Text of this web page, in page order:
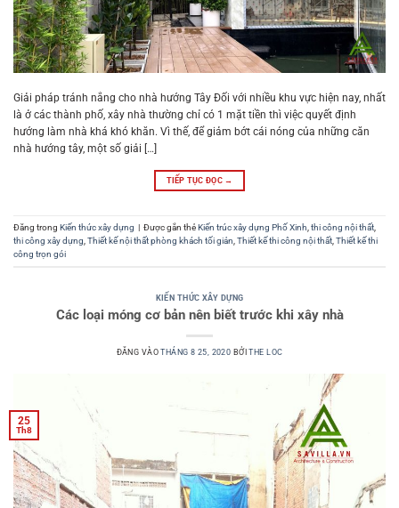
Giải pháp tránh nắng cho nhà hướng Tây Đối với nhiều khu vực hiện nay, nhất
là ở các thành phố, xây nhà thường chỉ có 1 mặt tiền thì việc quyết định
hướng làm nhà khá khó khăn. Vì thế, để giảm bớt cái nóng của những căn
nhà hướng tây, một số giải […]
TIẾP TỤC ĐỌC →
Đăng trong Kiến thức xây dựng Được gắn thẻ Kiến trúc xây dựng Phố Xinh,thi công nội thất,
thi công xây dựng,Thiết kế nội thất phòng khách tối giản,Thiết kế thi công nội thất,Thiết kế thi
công trọn gói
KIẾN THỨC XÂY DỰNG
Các loại móng cơ bản nên biết trước khi xây nhà
ĐĂNG VÀOTHÁNG 8 25, 2020 BỞITHE LOC
25
Th8